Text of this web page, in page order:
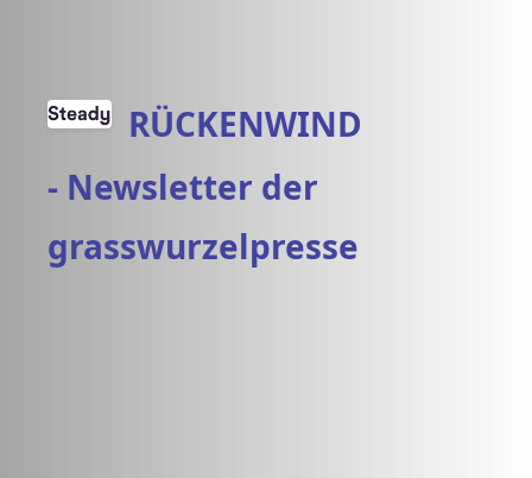
RÜCKENWIND
- Newsletter der
grasswurzelpresse